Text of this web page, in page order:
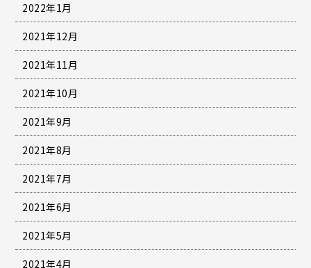
2022年1月
2021年12月
2021年11月
2021年10月
2021年9月
2021年8月
2021年7月
2021年6月
2021年5月
2021年4月